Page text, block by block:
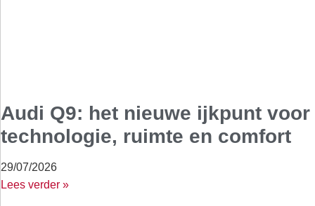
Audi Q9: het nieuwe ijkpunt voor
technologie, ruimte en comfort
29/07/2026
Lees verder »